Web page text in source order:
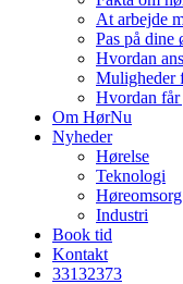
At arbejde
Pas på dine
Hvordan
Muligheder
Hvordan får
Om HørNu
Nyheder
Hørelse
Teknologi
Høreomsorg
Industri
Book tid
Kontakt
33132373